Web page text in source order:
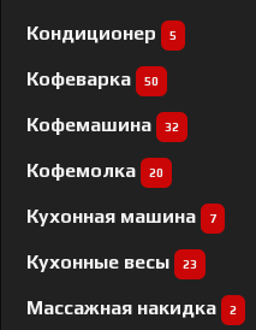
Кондиционер 5
Кофеварка 50
Кофемашина 32
Кофемолка 20
Кухонная машина 7
Кухонные весы 23
Массажная накидка 2